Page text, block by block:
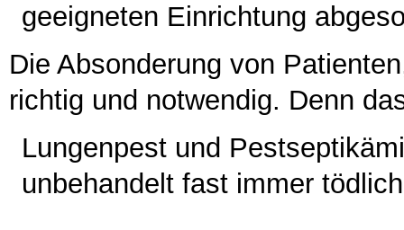
geeigneten Einrichtung
Die Absonderung von
richtig und notwendig. Denn
Lungenpest und
unbehandelt fast immer